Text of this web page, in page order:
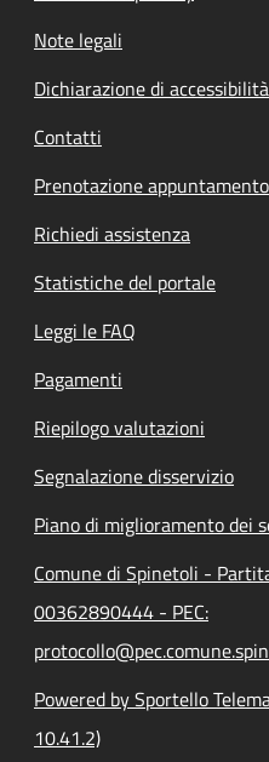
Note legali
Dichiarazione di accessibilità
Contatti
Prenotazione appuntamento
Richiedi assistenza
Statistiche del portale
Leggi le FAQ
Pagamenti
Riepilogo valutazioni
Segnalazione disservizio
Piano di miglioramento dei
Comune di Spinetoli -
00362890444 - PEC:
Powered by Sportello
10.41.2)